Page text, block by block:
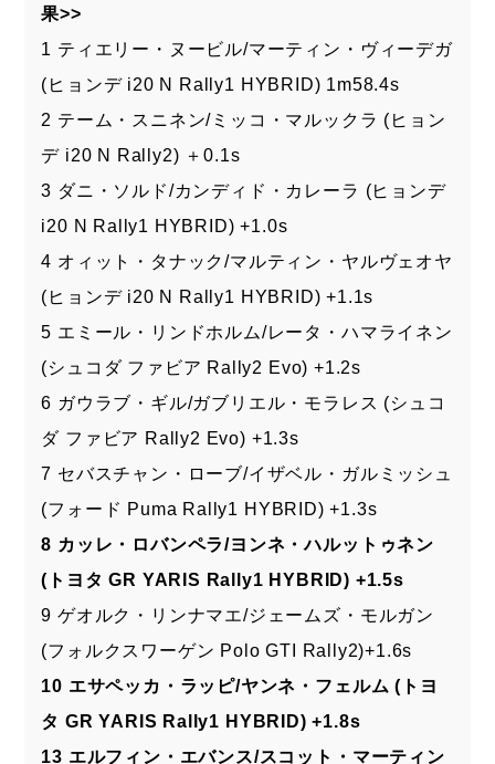
果>>
1 ティエリー・ヌービル/マーティン・ヴィーデガ
(ヒョンデ i20 N Rally1 HYBRID) 1m58.4s
2 テーム・スニネン/ミッコ・マルックラ (ヒョン
デ i20 N Rally2) ＋0.1s
3 ダニ・ソルド/カンディド・カレーラ (ヒョンデ
i20 N Rally1 HYBRID) +1.0s
4 オィット・タナック/マルティン・ヤルヴェオヤ
(ヒョンデ i20 N Rally1 HYBRID) +1.1s
5 エミール・リンドホルム/レータ・ハマライネン
(シュコダ ファビア Rally2 Evo) +1.2s
6 ガウラブ・ギル/ガブリエル・モラレス (シュコ
ダ ファビア Rally2 Evo) +1.3s
7 セバスチャン・ローブ/イザベル・ガルミッシュ
(フォード Puma Rally1 HYBRID) +1.3s
8 カッレ・ロバンペラ/ヨンネ・ハルットゥネン
(トヨタ GR YARIS Rally1 HYBRID) +1.5s
9 ゲオルク・リンナマエ/ジェームズ・モルガン
(フォルクスワーゲン Polo GTI Rally2)+1.6s
10 エサペッカ・ラッピ/ヤンネ・フェルム (トヨ
タ GR YARIS Rally1 HYBRID) +1.8s
13 エルフィン・エバンス/スコット・マーティン